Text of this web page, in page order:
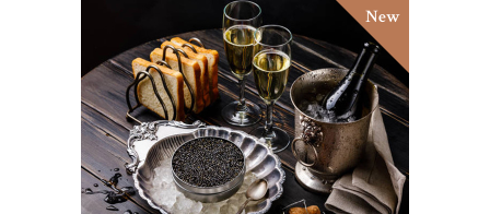
New
BAERII X BLACK FRIDAY
50,00€